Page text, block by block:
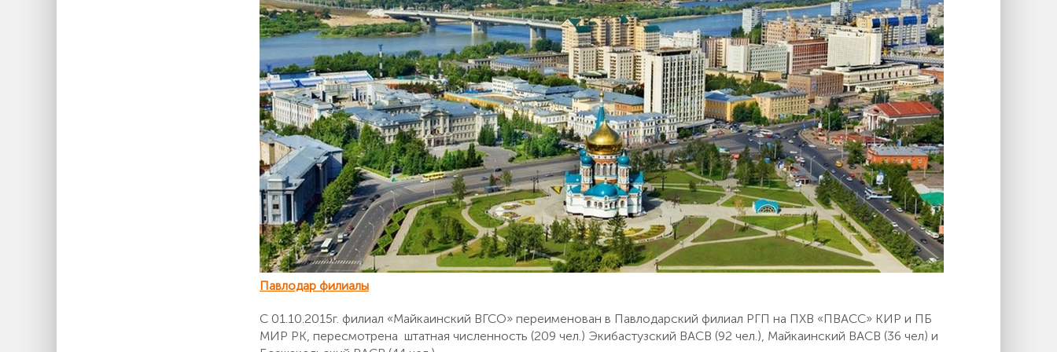
Павлодар филиалы
С 01.10.2015г. филиал «Майкаинский ВГСО» переименован в Павлодарский филиал РГП на ПХВ «ПВАСС» КИР и ПБ
МИР РК, пересмотрена штатная численность (209 чел.) Экибастузский ВАСВ (92 чел.), Майкаинский ВАСВ (36 чел) и